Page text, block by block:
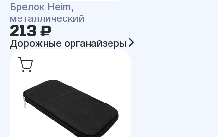
Брелок Heim,
металлический
213 ₽
Дорожные органайзеры